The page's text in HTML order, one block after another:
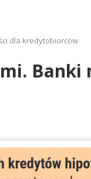
dla kredytobiorców
Banki